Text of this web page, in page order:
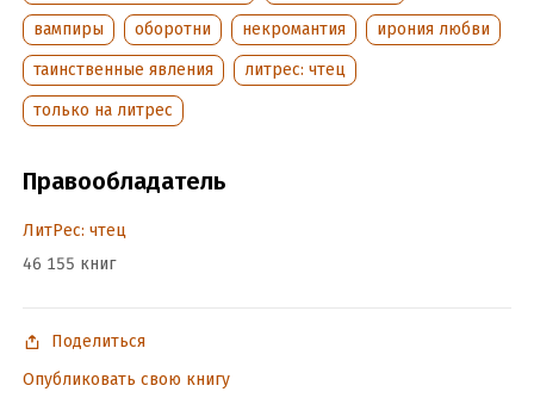
вампиры
оборотни некромантия
ирония любви
таинственные явления
литрес: чтец
только на литрес
Правообладатель
ЛитРес: чтец
46 155 книг
Поделиться
Опубликовать свою книгу